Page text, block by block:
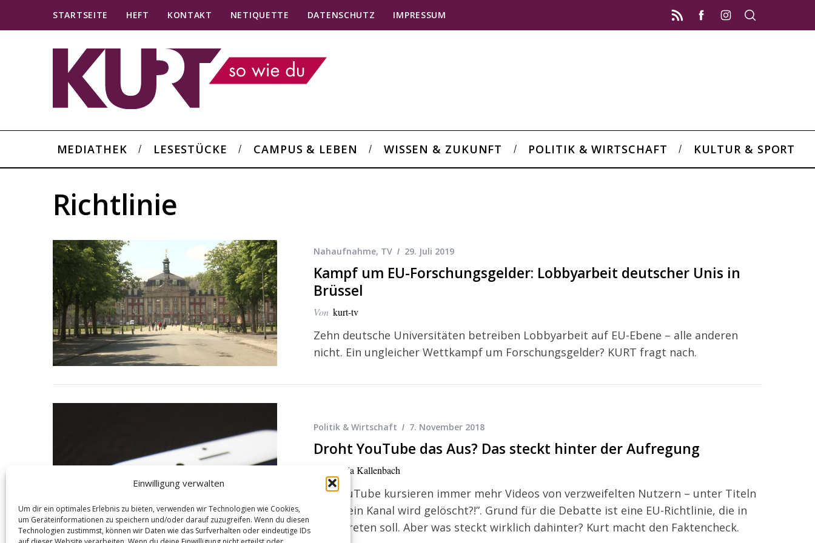
Einwilligung verwalten
Um dir ein optimales Erlebnis zu bieten, verwenden wir Technologien wie Cookies,
um Geräteinformationen zu speichern und/oder darauf zuzugreifen. Wenn du diesen
Technologien zustimmst, können wir Daten wie das Surfverhalten oder eindeutige IDs
STARTSEITE HEFT KONTAKT NETIQUETTE DATENSCHUTZ IMPRESSUM
MEDIATHEK LESESTÜCKE CAMPUS & LEBEN WISSEN & ZUKUNFT POLITIK & WIRTSCHAFT KULTUR & SPORT
Richtlinie
Nahaufnahme, TV 29. Juli 2019
Kampf um EU-Forschungsgelder: Lobbyarbeit deutscher Unis in
Brüssel
Von kurt-tv
Zehn deutsche Universitäten betreiben Lobbyarbeit auf EU-Ebene – alle anderen
nicht. Ein ungleicher Wettkampf um Forschungsgelder? KURT fragt nach.
Politik & Wirtschaft 7. November 2018
Droht YouTube das Aus? Das steckt hinter der Aufregung
Karla Kallenbach
Auf YouTube kursieren immer mehr Videos von verzweifelten Nutzern – unter Titeln
wie “Mein Kanal wird gelöscht?!”. Grund für die Debatte ist eine EU-Richtlinie, die in
Kraft treten soll. Aber was steckt wirklich dahinter? Kurt macht den Faktencheck.
S
e
a
r
c
h
f
r